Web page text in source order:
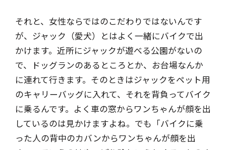
それと、女性ならではのこだわりではないんです
が、ジャック（愛犬）とはよく一緒にバイクで出
かけます。近所にジャックが遊べる公園がないの
で、ドッグランのあるところとか、お台場なんか
に連れて行きます。そのときはジャックをペット用
のキャリーバッグに入れて、それを背負ってバイク
に乗るんです。よく車の窓からワンちゃんが顔を出
しているのは見かけますよね。でも「バイクに乗
った人の背中のカバンからワンちゃんが顔を出